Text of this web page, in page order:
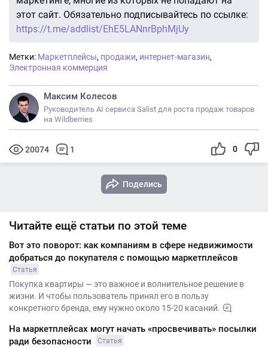
этот сайт. Обязательно подписывайтесь по ссылке:
https://t.me/addlist/EhE5LANnrBphMjUy
Метки: Маркетплейсы, продажи, интернет-магазин,
Электронная коммерция
Максим Колесов
Руководитель AI сервиса Salist для роста продаж товаров
на Wildberries
20074 1 0
Поделись
Читайте ещё статьи по этой теме
Вот это поворот: как компаниям в сфере недвижимости
добраться до покупателя с помощью маркетплейсов
Статья
Покупка квартиры — это важное и волнительное решение в
жизни. И чтобы пользователь принял его в пользу
конкретного бренда, ему нужно около 15-20 касаний.
На маркетплейсах могут начать «просвечивать» посылки
ради безопасности
Статья